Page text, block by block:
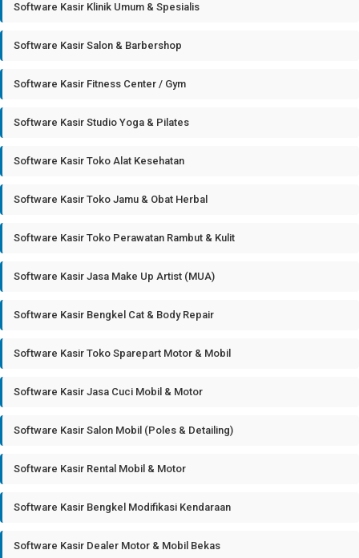
Software Kasir Klinik Umum & Spesialis
Software Kasir Salon & Barbershop
Software Kasir Fitness Center / Gym
Software Kasir Studio Yoga & Pilates
Software Kasir Toko Alat Kesehatan
Software Kasir Toko Jamu & Obat Herbal
Software Kasir Toko Perawatan Rambut & Kulit
Software Kasir Jasa Make Up Artist (MUA)
Software Kasir Bengkel Cat & Body Repair
Software Kasir Toko Sparepart Motor & Mobil
Software Kasir Jasa Cuci Mobil & Motor
Software Kasir Salon Mobil (Poles & Detailing)
Software Kasir Rental Mobil & Motor
Software Kasir Bengkel Modifikasi Kendaraan
Software Kasir Dealer Motor & Mobil Bekas